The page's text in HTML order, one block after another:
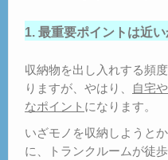
1. 最重要ポイントは近
収納物を出し入れする頻
りますが、やはり、
自宅
なポイント になります。
いざモノを収納しようと
に、トランクルームが徒